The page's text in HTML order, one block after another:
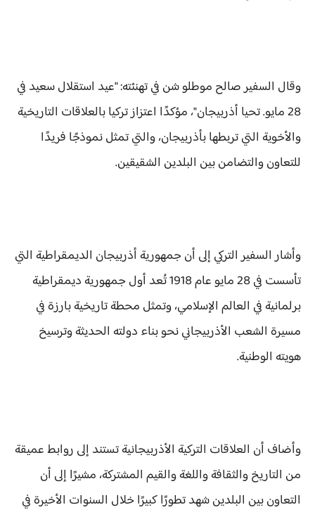
وقال السفير صالح موطلو شن في تهنئته: "عيد استقلال سعيد في
28 مايو. تحيا أذربيجان"، مؤكدًا اعتزاز تركيا بالعلاقات التاريخية
والأخوية التي تربطها بأذربيجان، والتي تمثل نموذجًا فريدًا
للتعاون والتضامن بين البلدين الشقيقين.
وأشار السفير التركي إلى أن جمهورية أذربيجان الديمقراطية التي
تأسست في 28 مايو عام 1918 تُعد أول جمهورية ديمقراطية
برلمانية في العالم الإسلامي، وتمثل محطة تاريخية بارزة في
مسيرة الشعب الأذربيجاني نحو بناء دولته الحديثة وترسيخ
هويته الوطنية.
وأضاف أن العلاقات التركية الأذربيجانية تستند إلى روابط عميقة
من التاريخ والثقافة واللغة والقيم المشتركة، مشيرًا إلى أن
التعاون بين البلدين شهد تطورًا كبيرًا خلال السنوات الأخيرة في